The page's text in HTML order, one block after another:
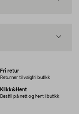
Fri retur
Returner til valgfri butikk
Klikk&Hent
Bestill på nett og hent i butikk